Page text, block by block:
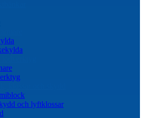
och lyftklossar